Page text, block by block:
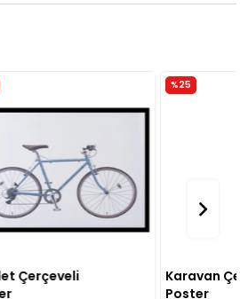
Karavan Çerçeveli